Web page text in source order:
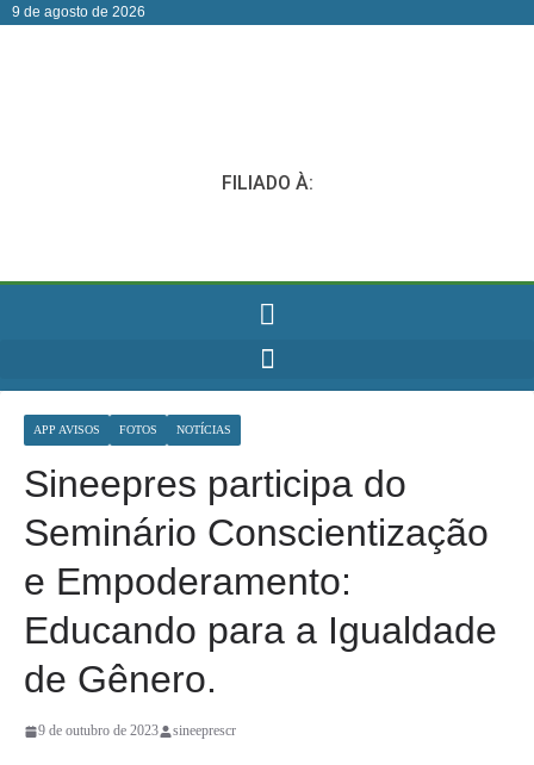
9 de agosto de 2026
FILIADO À:
APP AVISOS FOTOS NOTÍCIAS
Sineepres participa do
Seminário Conscientização
e Empoderamento:
Educando para a Igualdade
de Gênero.
9 de outubro de 2023 sineeprescr